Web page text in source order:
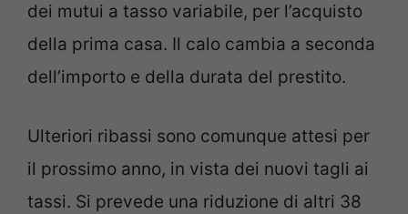
dei mutui a tasso variabile, per l’acquisto
della prima casa. Il calo cambia a seconda
dell’importo e della durata del prestito.
Ulteriori ribassi sono comunque attesi per
il prossimo anno, in vista dei nuovi tagli ai
tassi. Si prevede una riduzione di altri 38